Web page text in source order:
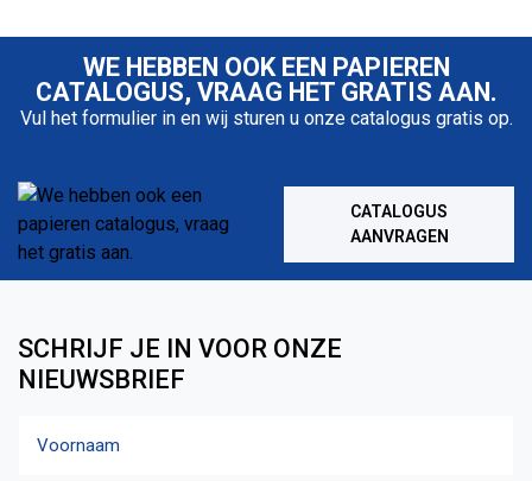
WE HEBBEN OOK EEN PAPIEREN
CATALOGUS, VRAAG HET GRATIS AAN.
Vul het formulier in en wij sturen u onze catalogus gratis op.
CATALOGUS
AANVRAGEN
SCHRIJF JE IN VOOR ONZE
NIEUWSBRIEF